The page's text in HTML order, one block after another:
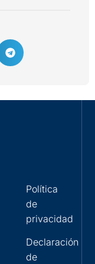
Política
de
privacidad
Declaración
de